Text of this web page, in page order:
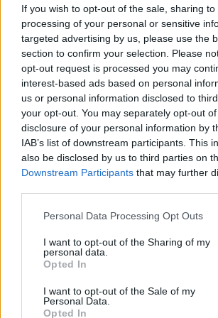
If you wish to opt-out of the sale, sharing
processing of your personal or sensitive
targeted advertising by us, please use the
section to confirm your selection. Please
opt-out request is processed you may
interest-based ads based on personal
us or personal information disclosed to
your opt-out. You may separately opt-out
disclosure of your personal information by
IAB’s list of downstream participants. This
also be disclosed by us to third parties on
Downstream Participants that may further
Please note that this website/app uses one
not limited to your visit or usage behaviour.
grant or deny consent to Google and its
use your data for below specified purposes
consent section.
Personal Data Processing Opt Outs
I want to opt-out of the Sharing of my
personal data.
Opted In
I want to opt-out of the Sale of my
Personal Data.
Opted In
Életmódorvoslás
2011. április 14. 09:59
Módosítva: 2015. november 04. 13:49
Megosztás
Küldés Küldés
Egészségkalauz
Egészségkalauz
Más kezelést választanának az
mint betegeiknek? Egy amerikai
szerint az orvosok jelentős hányada
kezelést választana magának, mint